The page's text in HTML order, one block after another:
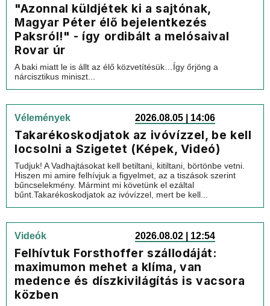
"Azonnal küldjétek ki a sajtónak,
Magyar Péter élő bejelentkezés
Paksról!" - így ordibált a melósaival
Rovar úr
A baki miatt le is állt az élő közvetítésük…Így őrjöng a
nárcisztikus miniszt...
Vélemények 2026.08.05 | 14:06
Takarékoskodjatok az ivóvízzel, be kell
locsolni a Szigetet (Képek, Videó)
Tudjuk! A Vadhajtásokat kell betiltani, kitiltani, börtönbe vetni.
Hiszen mi amire felhívjuk a figyelmet, az a tiszások szerint
bűncselekmény. Mármint mi követünk el ezáltal
bűnt.Takarékoskodjatok az ivóvízzel, mert be kell...
Videók 2026.08.02 | 12:54
Felhívtuk Forsthoffer szállodáját:
maximumon mehet a klíma, van
medence és díszkivilágítás is vacsora
közben